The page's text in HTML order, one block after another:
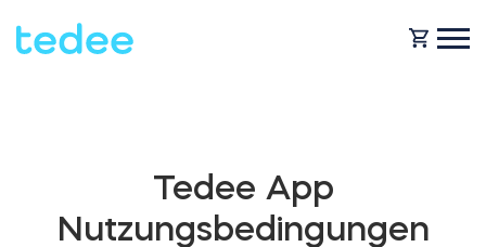
Zuhause
PRODUKTE
Tedee App
Nutzungsbedingungen